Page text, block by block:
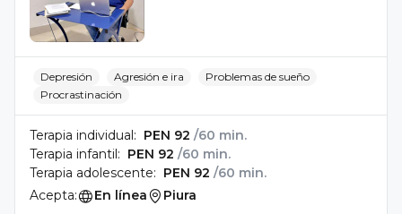
Depresión Agresión e ira
Problemas de sueño
Procrastinación
Terapia individual: PEN 92 /60 min.
Terapia infantil: PEN 92 /60 min.
Terapia adolescente: PEN 92 /60 min.
Acepta:
En línea Piura